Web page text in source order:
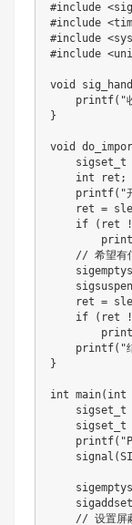
#include
#include
#include
#include
void
printf("收
}
void
sigset_t
int ret;
printf("开
ret =
if (ret
printf("此
// 希望有信号
ret =
if (ret
printf("此
printf("结
}
int main(int
sigset_t
sigset_t
// 设置屏蔽